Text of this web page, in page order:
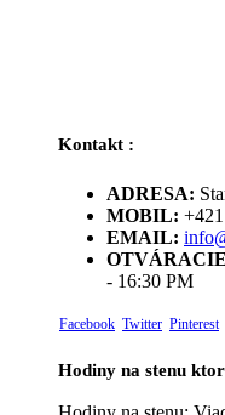
Kontakt :
ADRESA:
MOBIL:
EMAIL:
- 16:30 PM
Facebook Twitter Pinterest
Hodiny na stenu